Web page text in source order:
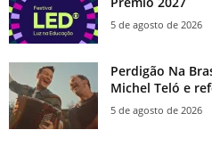
5 de agosto de 2026
Perdigão Na
Michel Teló e
5 de agosto de 2026